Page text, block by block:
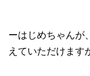
ーはじめちゃんが
えていただけます